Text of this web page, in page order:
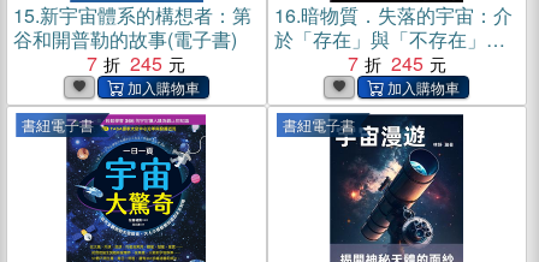
15.新宇宙體系的構想者：第
谷和開普勒的故事(電子書)
7
245
16.暗物質．失落的宇宙：介
於「存在」與「不存在」之
間，一本書讀懂21世紀最重
大的天文學難題(電子書)
7 245
書紐電子書 書紐電子書